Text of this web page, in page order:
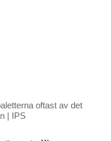
oftast av det
| IPS